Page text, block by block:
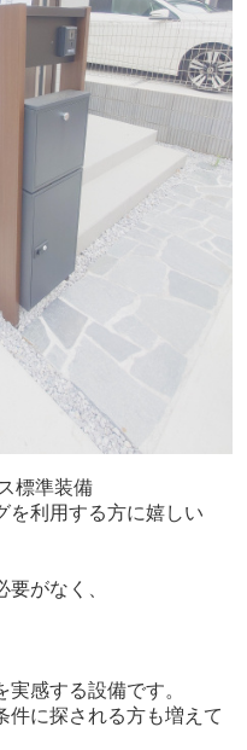
標準装備
を利用する方に嬉しい
がなく、
感する設備です。
件に探される方も増えて